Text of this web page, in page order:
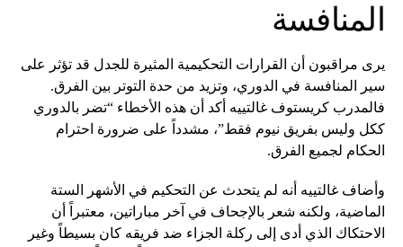
المنافسة
يرى مراقبون أن القرارات التحكيمية المثيرة للجدل قد تؤثر على
سير المنافسة في الدوري، وتزيد من حدة التوتر بين الفرق.
فالمدرب كريستوف غالتييه أكد أن هذه الأخطاء “تضر بالدوري
ككل وليس بفريق نيوم فقط”، مشدداً على ضرورة احترام
الحكام لجميع الفرق.
وأضاف غالتييه أنه لم يتحدث عن التحكيم في الأشهر الستة
الماضية، ولكنه شعر بالإجحاف في آخر مباراتين، معتبراً أن
الاحتكاك الذي أدى إلى ركلة الجزاء ضد فريقه كان بسيطاً وغير